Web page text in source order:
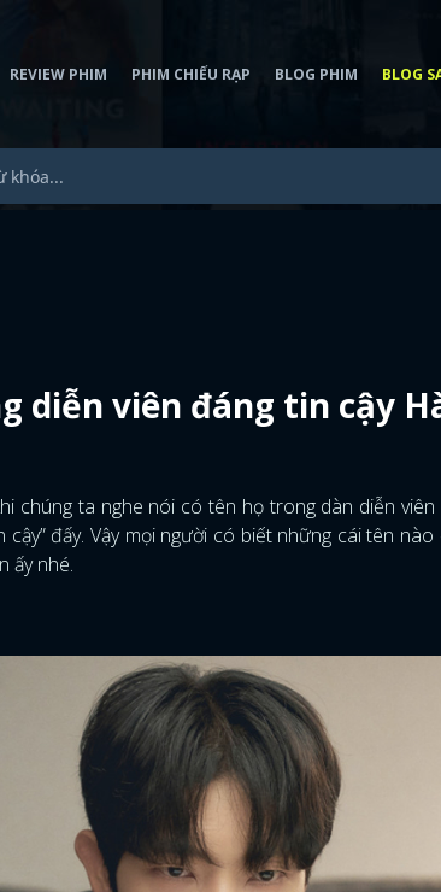
REVIEW PHIM PHIM CHIẾU RẠP BLOG PHIM BLOG
diễn viên đáng tin cậy
chúng ta nghe nói có tên họ trong dàn diễn
cậy” đấy. Vậy mọi người có biết những cái tên
ấy nhé.